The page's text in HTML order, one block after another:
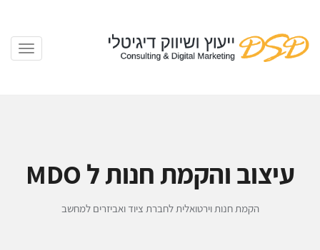
עיצוב והקמת חנות ל MDO
הקמת חנות וירטואלית לחברת ציוד ואביזרים למחשב